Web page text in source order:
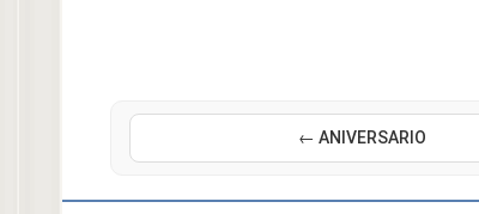
← ANIVERSARIO